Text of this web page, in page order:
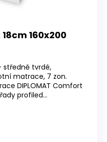
160x200
středně tvrdé,
matrace, 7 zon.
DIPLOMAT Comfort
profiled...